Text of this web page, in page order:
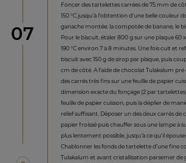
étape
07
Foncer des tartelettes carrées de 75 mm de
150 °C jusqu’à l’obtention d’une belle couleur
ganache montée, la compotée de banane, le
Pour le biscuit, étaler 800 g sur une plaque 60
190 °C environ 7 à 8 minutes. Une fois cuit et
biscuit avec 150 g de sirop par plaque, puis
cm de côté. A l’aide de chocolat Tulakalum pré
des carrés très fins sur une feuille de papier
dimension exacte du fonçage (2 par
feuille de papier cuisson, puis la déplier de
relief suffisant. Déposer un des deux carrés de
papier froissé puis chauffer sous une lampe à
plus lentement possible, jusqu’à ce qu’il
Chablonner les fonds de tartelette d’une fine
Tulakalum et avant cristallisation parsemer de